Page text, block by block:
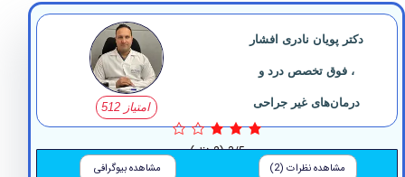
پویان نادری افشار
، فوق تخصص درد و
درمان‌های غیر جراحی
3/5 (2 نظر)
مشاهده نظرات (2) مشاهده بیوگرافی